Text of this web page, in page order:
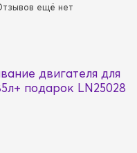
ещё нет
двигателя для
подарок LN25028